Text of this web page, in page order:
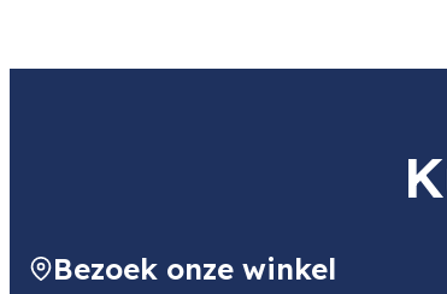
Bezoek onze winkel